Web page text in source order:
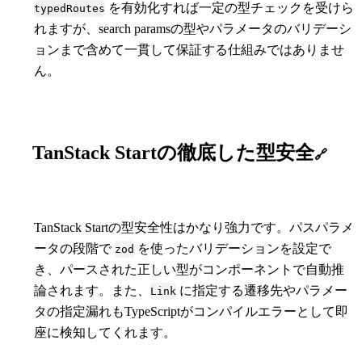
typedRoutes を有効化すれば一定の型チェックを受けら
れますが、search paramsの型やパラメータのバリデーシ
ョンまで含めて一貫して保証する仕組みではありませ
ん。
TanStack Startの徹底した型安全🔗
TanStack Startの型安全性はかなり強力です。パスパラメ
ータの段階で zod を使ったバリデーションを設定で
き、パースされた正しい型がコンポーネントで自動推
論されます。また、
Link に指定する遷移先やパラメー
タの指定漏れもTypeScriptがコンパイルエラーとして即
座に検知してくれます。